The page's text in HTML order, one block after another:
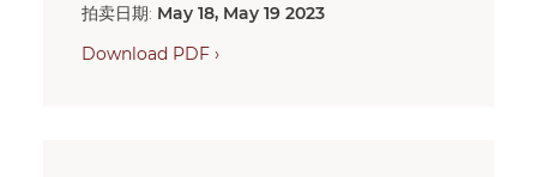
拍卖日期: May 18, May 19 2023
Download PDF ›